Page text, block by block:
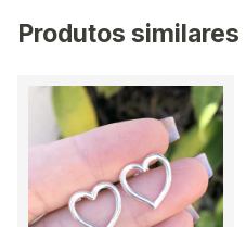
Produtos similares